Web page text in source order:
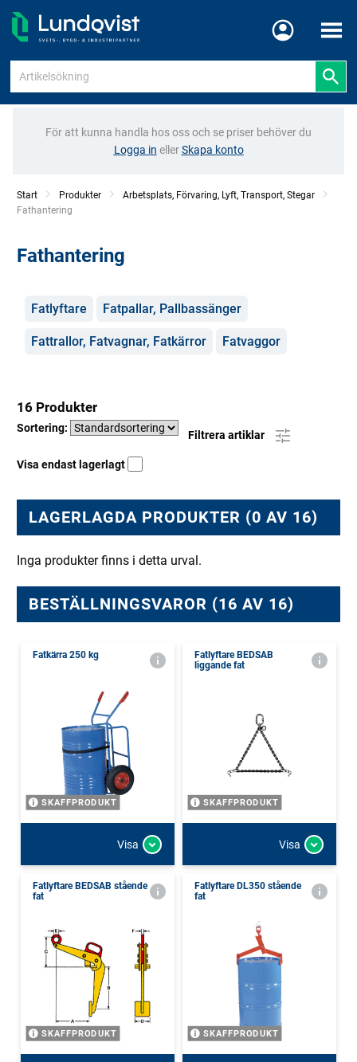
Meny
För att kunna handla hos oss och se priser behöver du
Logga in ellerSkapa konto
Start Produkter
Arbetsplats, Förvaring, Lyft, Transport, Stegar
Current:
Fathantering
Fathantering
Kategorier
Fatlyftare Fatpallar, Pallbassänger
Fattrallor, Fatvagnar, Fatkärror Fatvaggor
16 Produkter
Sortering:
Filtrera artiklar
Visa endast lagerlagt
LAGERLAGDA PRODUKTER (0 AV 16)
Inga produkter finns i detta urval.
BESTÄLLNINGSVAROR (16 AV 16)
Fatkärra 250 kg
SKAFFPRODUKT
Visa
Fatlyftare BEDSAB
liggande fat
SKAFFPRODUKT
Visa
Fatlyftare BEDSAB stående
fat
SKAFFPRODUKT
Fatlyftare DL350 stående
fat
SKAFFPRODUKT